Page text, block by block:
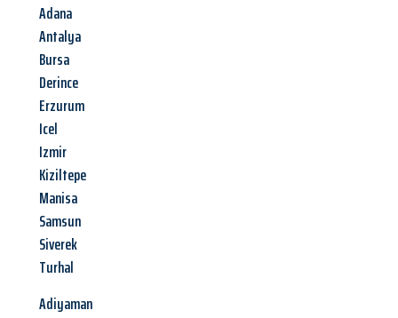
Adana
Antalya
Bursa
Derince
Erzurum
Icel
Izmir
Kiziltepe
Manisa
Samsun
Siverek
Turhal
Adiyaman